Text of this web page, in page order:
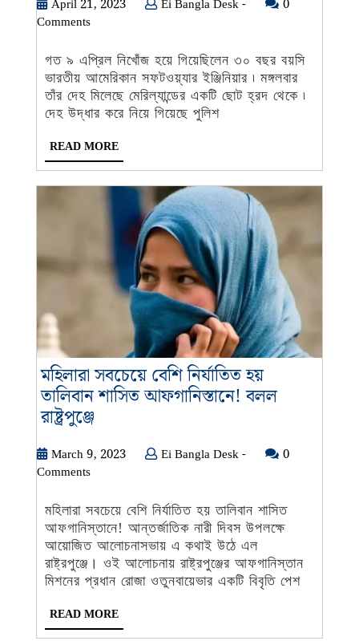
থেকে
ভারতীয়
ইঞ্জিনিয়ারের
দেহ
April 21, 2023April Ei Bangla Desk -Ei
-
0
Comments
গত ৯ এপ্রিল নিখোঁজ হয়ে গিয়েছিলেন ৩০ বছর বয়সি
ভারতীয় আমেরিকান সফটওয়্যার ইঞ্জিনিয়ার ৷ মঙ্গলবার
তাঁর দেহ মিলেছে মেরিল্যান্ডের একটি ছোট হ্রদ থেকে ৷
দেহ উদ্ধার করে নিয়ে গিয়েছে পুলিশ
READ MOREREAD
MORE
মহিলারা সবচেয়ে বেশি নির্যাতিত হয়
তালিবান শাসিত আফগানিস্তানে! বলল
রাষ্ট্রপুঞ্জে
বেশি
হয়
তালিবান
শাসিত
আফগানিস্তানে!
বলল
রাষ্ট্রপুঞ্জে
March 9, 2023March Ei Bangla Desk -Ei
-
0
Comments
মহিলারা সবচেয়ে বেশি নির্যাতিত হয় তালিবান শাসিত
আফগানিস্তানে! আন্তর্জাতিক নারী দিবস উপলক্ষে
আয়োজিত আলোচনাসভায় এ কথাই উঠে এল
রাষ্ট্রপুঞ্জে। ওই আলোচনায় রাষ্ট্রপুঞ্জের আফগানিস্তান
মিশনের প্রধান রোজা ওতুনবায়েভার একটি বিবৃতি পেশ
READ MOREREAD
MORE